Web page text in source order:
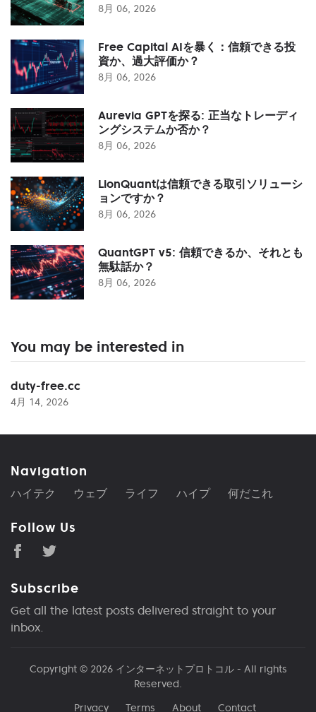
8月 06, 2026
Free Capital AIを暴く：信頼できる投
資か、過大評価か？
8月 06, 2026
Aurevia GPTを探る: 正当なトレーディ
ングシステムか否か？
8月 06, 2026
LionQuantは信頼できる取引ソリューシ
ョンですか？
8月 06, 2026
QuantGPT v5: 信頼できるか、それとも
無駄話か？
8月 06, 2026
You may be interested in
duty-free.cc
4月 14, 2026
Navigation
ハイテク ウェブ ライフ ハイプ 何だこれ
Follow Us
Subscribe
Get all the latest posts delivered straight to your
inbox.
Copyright © 2026 インターネットプロトコル- All rights
Reserved.
Privacy
Terms About Contact